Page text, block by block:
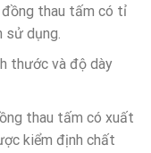
đồng thau tấm có tỉ
sử dụng.
thước và độ dày
thau tấm có xuất
kiểm định chất